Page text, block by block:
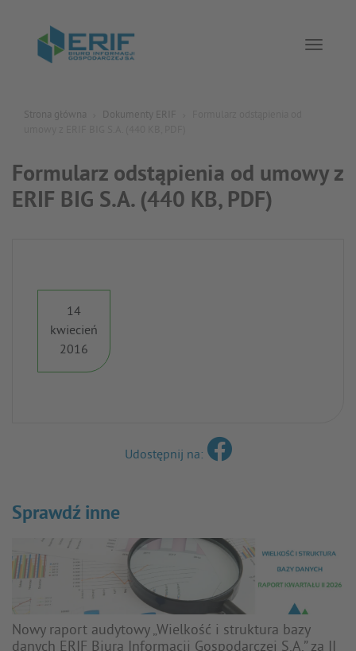
Strona główna Dokumenty ERIF
Formularz odstąpienia od umowy z
ERIF BIG S.A. (440 KB, PDF)
14
kwiecień
2016
Udostępnij na:
Sprawdź inne
Nowy raport audytowy „Wielkość i struktura bazy